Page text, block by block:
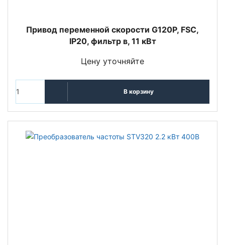
Привод переменной скорости G120P, FSC,
IP20, фильтр в, 11 кВт
Цену уточняйте
В корзину